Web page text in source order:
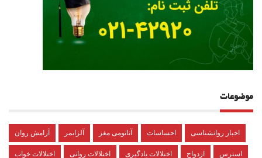
موضوعات
آرامش روان آلزایمر آناتومی مغز احساسات اخبار روانشناسی
اختلالات خواب اختلالات روانی اختلالات یادگیری ازدواج استرس